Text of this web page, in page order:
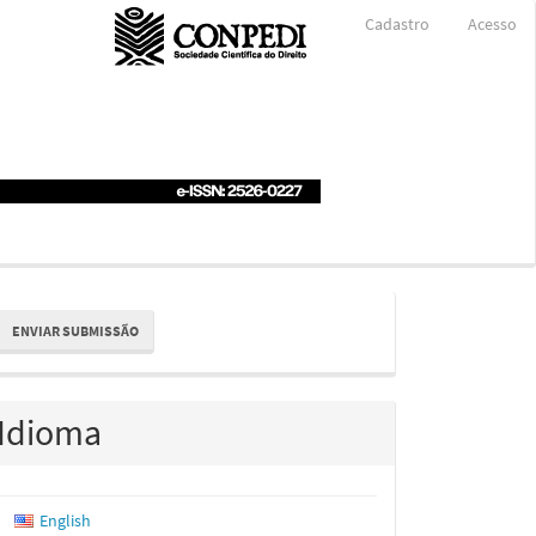
Cadastro Acesso
ENVIAR SUBMISSÃO
Idioma
English